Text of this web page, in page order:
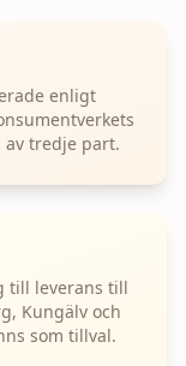
enligt
av tredje part.
till leverans till
Kungälv och
som tillval.